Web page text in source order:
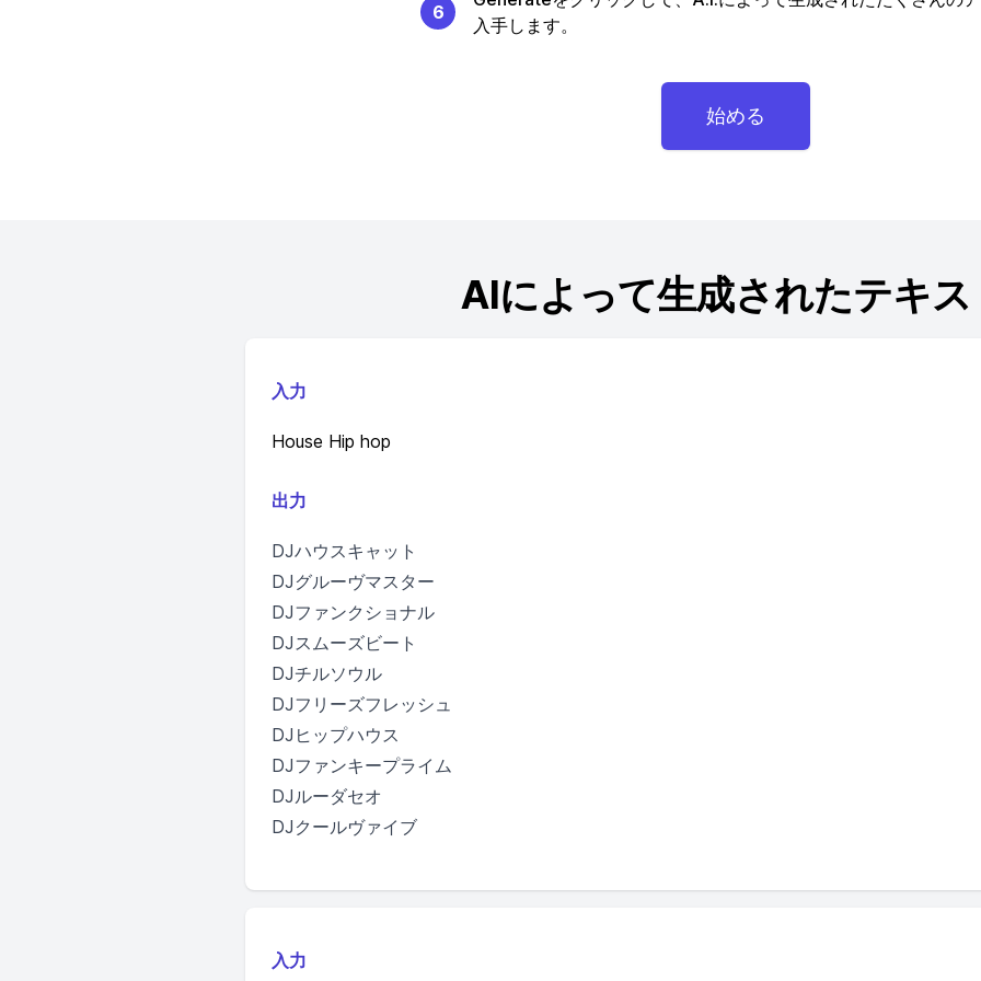
6
入手します。
始める
AIによって生成されたテキス
入力
House Hip hop
出力
DJハウスキャット
DJグルーヴマスター
DJファンクショナル
DJスムーズビート
DJチルソウル
DJフリーズフレッシュ
DJヒップハウス
DJファンキープライム
DJルーダセオ
DJクールヴァイブ
入力